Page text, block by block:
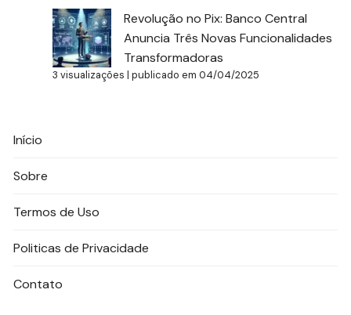
Revolução no Pix: Banco Central
Anuncia Três Novas Funcionalidades
Transformadoras
3 visualizações |publicado em 04/04/2025
Início
Sobre
Termos de Uso
Politicas de Privacidade
Contato